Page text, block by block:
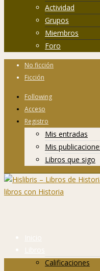
Actividad
Grupos
Miembros
Foro
No ficción
Ficción
Following
Acceso
Registro
Mis entradas
Mis
Libros que sigo
Inicio
Libros
Calificaciones